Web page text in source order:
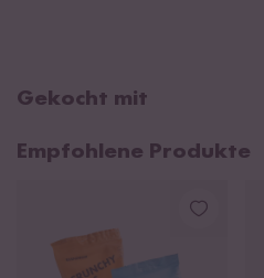
Gekocht mit
Empfohlene Produkte